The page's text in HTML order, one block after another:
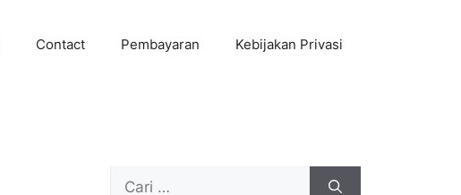
Contact Pembayaran Kebijakan Privasi